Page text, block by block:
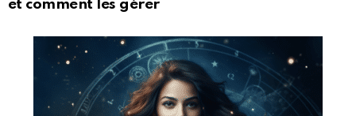
et comment les gérer